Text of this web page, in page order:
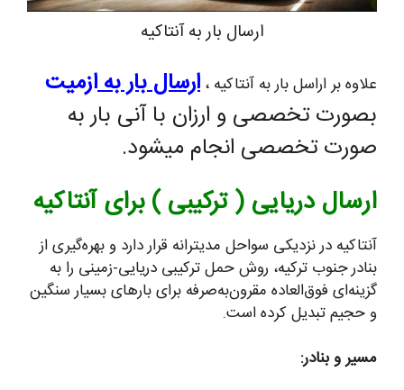
ارسال بار به آنتاکیه
علاوه بر اراسل بار به آنتاکیه ، ارسال بار بهازمیت
بصورت تخصصی و ارزان با آنی بار به
صورت تخصصی انجام میشود.
ارسال دریایی ( ترکیبی ) برای آنتاکیه
آنتاکیه در نزدیکی سواحل مدیترانه قرار دارد و بهره‌گیری از
بنادر جنوب ترکیه، روش حمل ترکیبی دریایی-زمینی را به
گزینه‌ای فوق‌العاده مقرون‌به‌صرفه برای بارهای بسیار سنگین
و حجیم تبدیل کرده است.
مسیر و بنادر: